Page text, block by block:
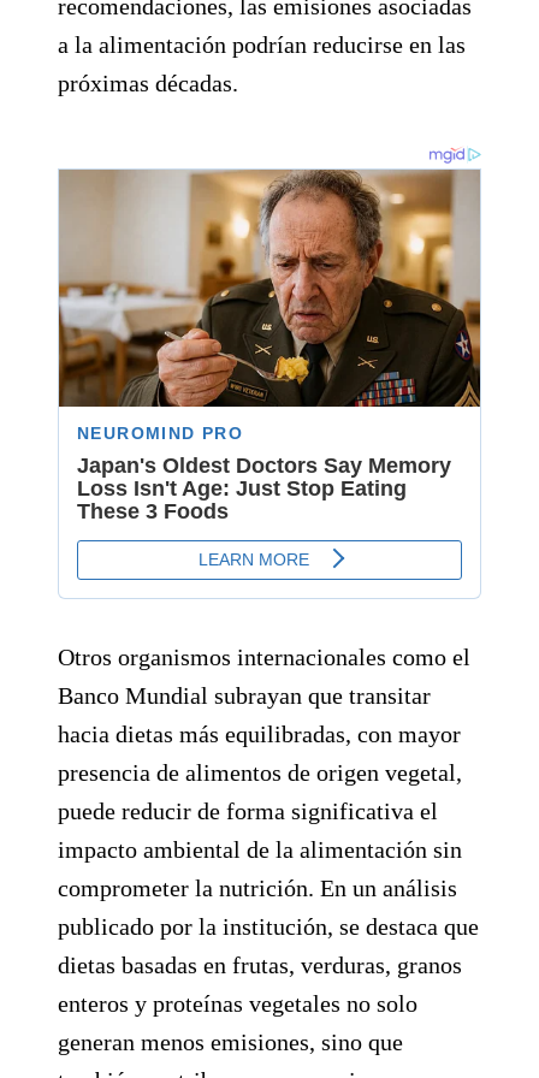
recomendaciones, las emisiones asociadas
a la alimentación podrían reducirse en las
próximas décadas.
Otros organismos internacionales como el
Banco Mundial subrayan que transitar
hacia dietas más equilibradas, con mayor
presencia de alimentos de origen vegetal,
puede reducir de forma significativa el
impacto ambiental de la alimentación sin
comprometer la nutrición. En un análisis
publicado por la institución, se destaca que
dietas basadas en frutas, verduras, granos
enteros y proteínas vegetales no solo
generan menos emisiones, sino que